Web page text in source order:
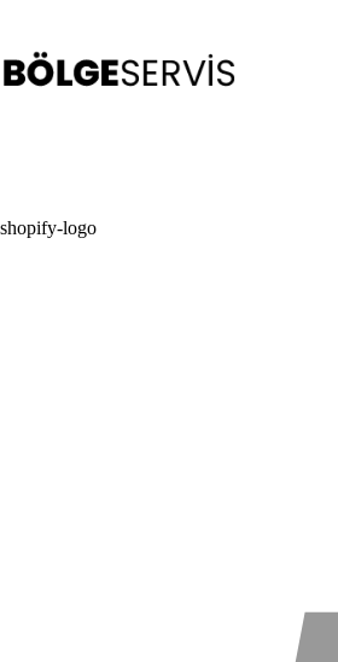
content
shopify-logo